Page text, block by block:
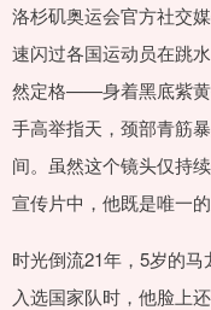
洛杉矶奥运会官方社交
速闪过各国运动员在跳
然定格——身着黑底紫黄
手高举指天，颈部青筋
间。虽然这个镜头仅持
宣传片中，他既是唯一
时光倒流21年，5岁的
入选国家队时，他脸上